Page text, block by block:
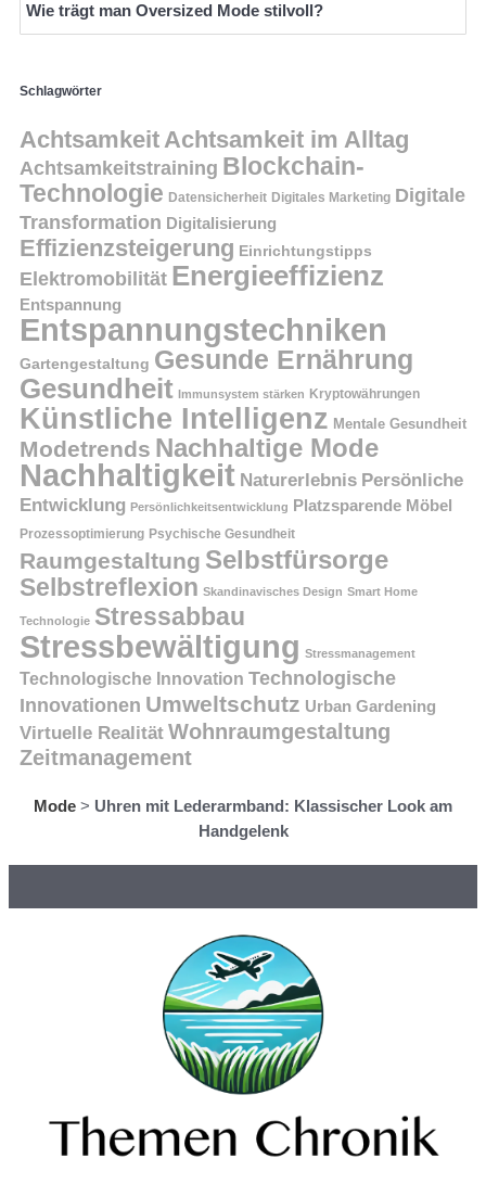
Wie trägt man Oversized Mode stilvoll?
Schlagwörter
Achtsamkeit Achtsamkeit im Alltag
Achtsamkeitstraining Blockchain-
Technologie Datensicherheit Digitales Marketing Digitale
Transformation Digitalisierung
Effizienzsteigerung Einrichtungstipps
Elektromobilität Energieeffizienz
Entspannung
Entspannungstechniken
Gartengestaltung Gesunde Ernährung
Gesundheit Immunsystem stärken Kryptowährungen
Künstliche Intelligenz Mentale Gesundheit
Modetrends Nachhaltige Mode
Nachhaltigkeit Naturerlebnis Persönliche
Entwicklung Persönlichkeitsentwicklung Platzsparende Möbel
Prozessoptimierung Psychische Gesundheit
Raumgestaltung Selbstfürsorge
Selbstreflexion Skandinavisches Design Smart Home
Technologie Stressabbau
Stressbewältigung Stressmanagement
Technologische Innovation Technologische
Innovationen Umweltschutz Urban Gardening
Virtuelle Realität Wohnraumgestaltung
Zeitmanagement
Mode > Uhren mit Lederarmband: Klassischer Look am
Handgelenk